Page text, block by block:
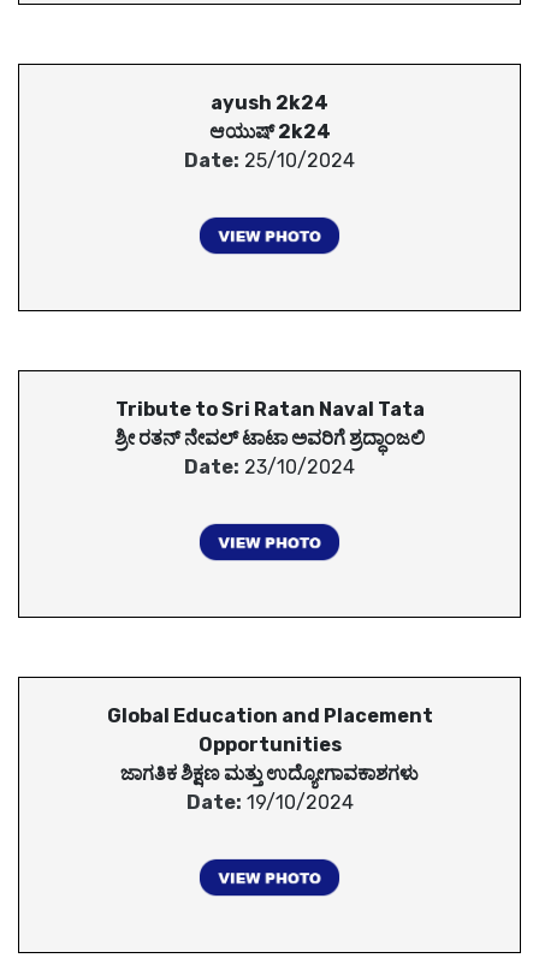
ayush 2k24
ಆಯುಷ್ 2k24
Date: 25/10/2024
Tribute to Sri Ratan Naval Tata
ಶ್ರೀ ರತನ್ ನೇವಲ್ ಟಾಟಾ ಅವರಿಗೆ ಶ್ರದ್ಧಾಂಜಲಿ
Date: 23/10/2024
Global Education and Placement
Opportunities
ಜಾಗತಿಕ ಶಿಕ್ಷಣ ಮತ್ತು ಉದ್ಯೋಗಾವಕಾಶಗಳು
Date: 19/10/2024